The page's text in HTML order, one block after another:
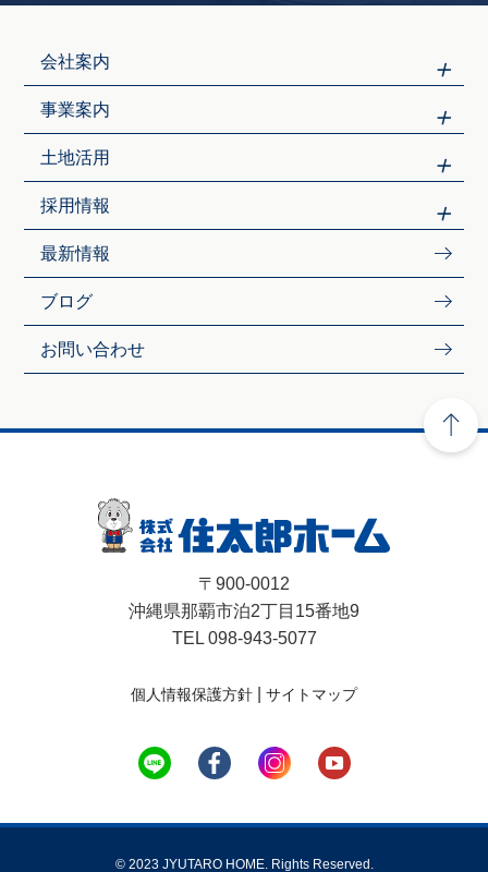
会社案内
事業案内
土地活用
採用情報
最新情報
ブログ
お問い合わせ
〒900-0012
沖縄県那覇市泊2丁目15番地9
TEL 098-943-5077
個人情報保護方針 サイトマップ
© 2023 JYUTARO HOME. Rights Reserved.